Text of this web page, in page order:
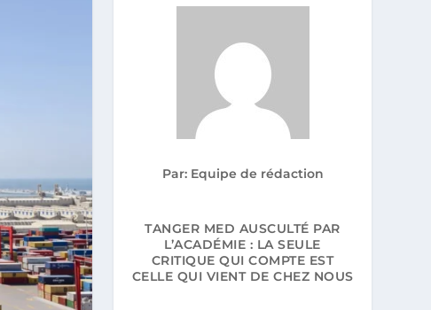
Par: Equipe de rédaction
TANGER MED AUSCULTÉ PAR
L’ACADÉMIE : LA SEULE
CRITIQUE QUI COMPTE EST
CELLE QUI VIENT DE CHEZ NOUS